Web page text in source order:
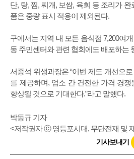
단, 탕, 찜, 찌개, 보쌈, 육회 등 조리가
품은 중량 표시 적용이 제외된다.
구에서는 지역 내 모든 음식점 7,200여
동 주민센터와 관련 협회에도 배포하는
서종석 위생과장은 “이번 제도 개선으
를 제공하며, 업소 간 건전한 가격 경쟁
향상될 것으로 기대한다.”라고 말했다.
박동규 기자
<저작권자 ⓒ 영등포시대, 무단전재 및
기사보내기